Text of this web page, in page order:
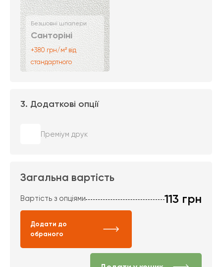
Безшовні шпалери
Санторіні
+380 грн/м² від
стандартного
3. Додаткові опції
Преміум друк
Загальна вартість
Вартість з опціями 113 грн
Додати до
обраного